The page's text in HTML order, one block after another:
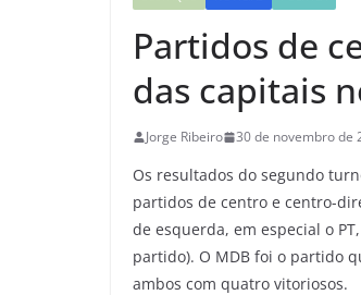
Partidos de
das capitais
Jorge Ribeiro 30 de novembro de
Os resultados do segundo
partidos de centro e centro-
de esquerda, em especial o
partido). O MDB foi o partido
ambos com quatro vitoriosos.